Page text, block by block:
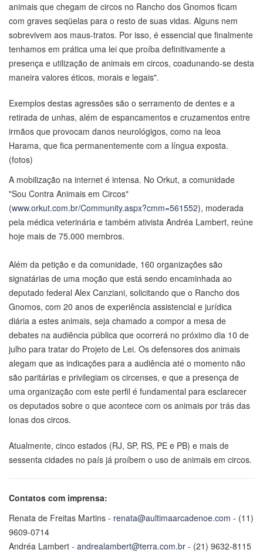
animais que chegam de circos no Rancho dos Gnomos ficam
com graves seqüelas para o resto de suas vidas. Alguns nem
sobrevivem aos maus-tratos. Por isso, é essencial que finalmente
tenhamos em prática uma lei que proíba definitivamente a
presença e utilização de animais em circos, coadunando-se desta
maneira valores éticos, morais e legais".
Exemplos destas agressões são o serramento de dentes e a
retirada de unhas, além de espancamentos e cruzamentos entre
irmãos que provocam danos neurológigos, como na leoa
Harama, que fica permanentemente com a língua exposta.
(fotos)
A mobilização na internet é intensa. No Orkut, a comunidade
"Sou Contra Animais em Circos"
(www.orkut.com.br/Community.aspx?cmm=561552), moderada
pela médica veterinária e também ativista Andréa Lambert, reúne
hoje mais de 75.000 membros.
Além da petição e da comunidade, 160 organizações são
signatárias de uma moção que está sendo encaminhada ao
deputado federal Alex Canziani, solicitando que o Rancho dos
Gnomos, com 20 anos de experiência assistencial e jurídica
diária a estes animais, seja chamado a compor a mesa de
debates na audiência pública que ocorrerá no próximo dia 10 de
julho para tratar do Projeto de Lei. Os defensores dos animais
alegam que as indicações para a audiência até o momento não
são paritárias e privilegiam os circenses, e que a presença de
uma organização com este perfil é fundamental para esclarecer
os deputados sobre o que acontece com os animais por trás das
lonas dos circos.
Atualmente, cinco estados (RJ, SP, RS, PE e PB) e mais de
sessenta cidades no país já proíbem o uso de animais em circos.
Contatos com imprensa:
Renata de Freitas Martins - renata@aultimaarcadenoe.com - (11)
9609-0714
Andréa Lambert - andrealambert@terra.com.br - (21) 9632-8115